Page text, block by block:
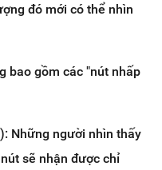
đó mới có thể nhìn
bao gồm các "nút nhấp
Những người nhìn thấy
sẽ nhận được chỉ